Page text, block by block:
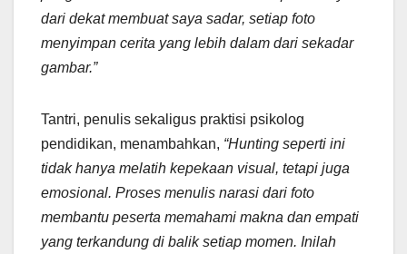
dari dekat membuat saya sadar, setiap foto
menyimpan cerita yang lebih dalam dari sekadar
gambar.”
Tantri, penulis sekaligus praktisi psikolog
pendidikan, menambahkan, “Hunting seperti ini
tidak hanya melatih kepekaan visual, tetapi juga
emosional. Proses menulis narasi dari foto
membantu peserta memahami makna dan empati
yang terkandung di balik setiap momen. Inilah